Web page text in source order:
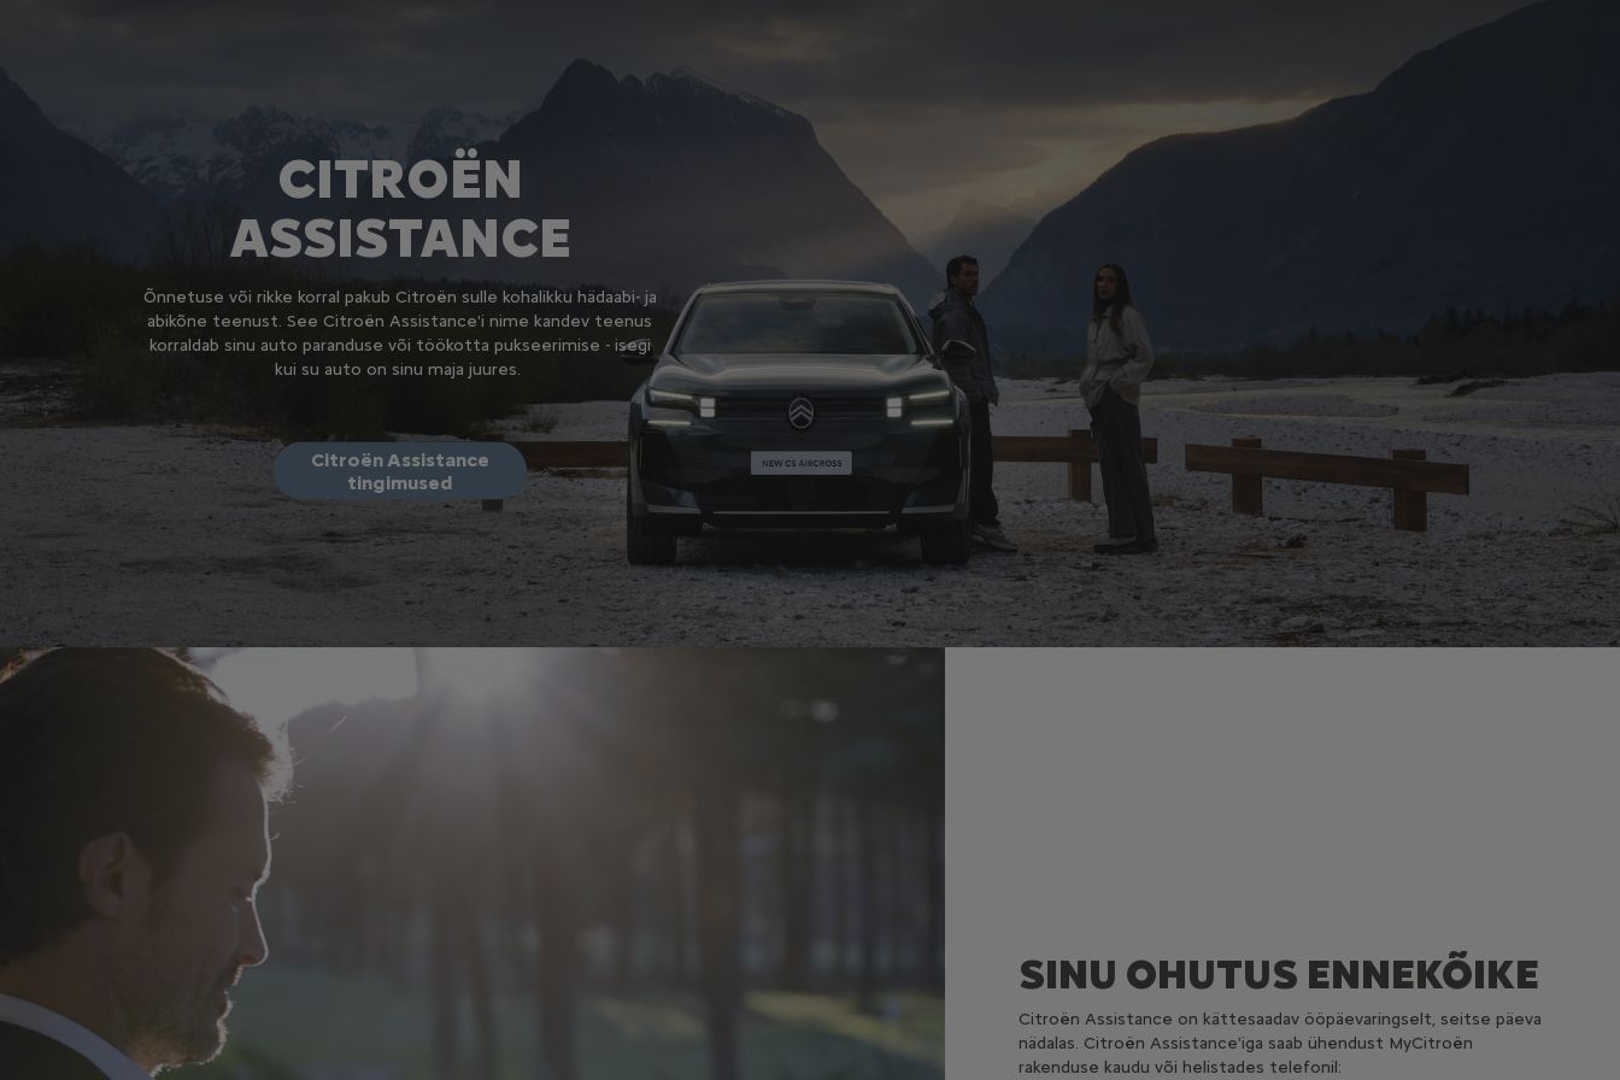
CITROËN
ASSISTANCE
Õnnetuse või rikke korral pakub Citroën sulle kohalikku hädaabi- ja
abikõne teenust. See Citroën Assistance'i nime kandev teenus
korraldab sinu auto paranduse või töökotta pukseerimise - isegi
kui su auto on sinu maja juures.
Citroën Assistance
tingimused
SINU OHUTUS ENNEKÕIKE
Citroën Assistance on kättesaadav ööpäevaringselt, seitse päeva
nädalas. Citroën Assistance'iga saab ühendust MyCitroën
rakenduse kaudu või helistades telefonil: